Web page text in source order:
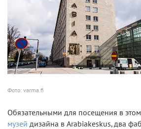
Фото: varma.fi
Обязательными для посещения в
музей дизайна в Arabiakeskus, два